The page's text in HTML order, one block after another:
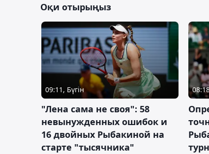
Оқи отырыңыз
09:11, Бүгін
"Лена сама не своя": 58
невынужденных ошибок и
16 двойных Рыбакиной на
старте "тысячника"